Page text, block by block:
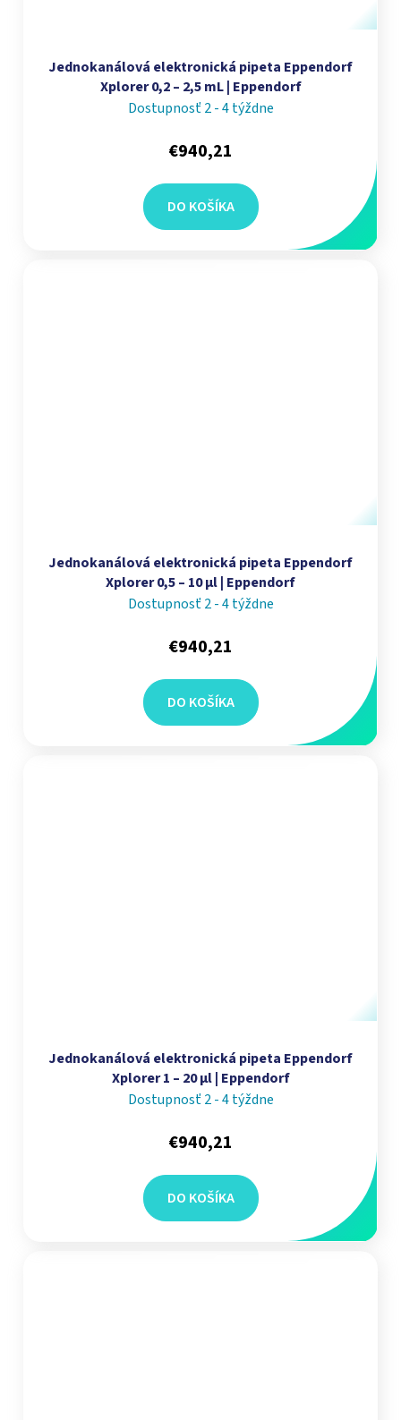
Jednokanálová elektronická pipeta Eppendorf
Xplorer 0,2 – 2,5 mL | Eppendorf
Dostupnosť 2 - 4 týždne
€940,21
DO KOŠÍKA
Jednokanálová elektronická pipeta Eppendorf
Xplorer 0,5 – 10 µl | Eppendorf
Dostupnosť 2 - 4 týždne
€940,21
DO KOŠÍKA
Jednokanálová elektronická pipeta Eppendorf
Xplorer 1 – 20 µl | Eppendorf
Dostupnosť 2 - 4 týždne
€940,21
DO KOŠÍKA